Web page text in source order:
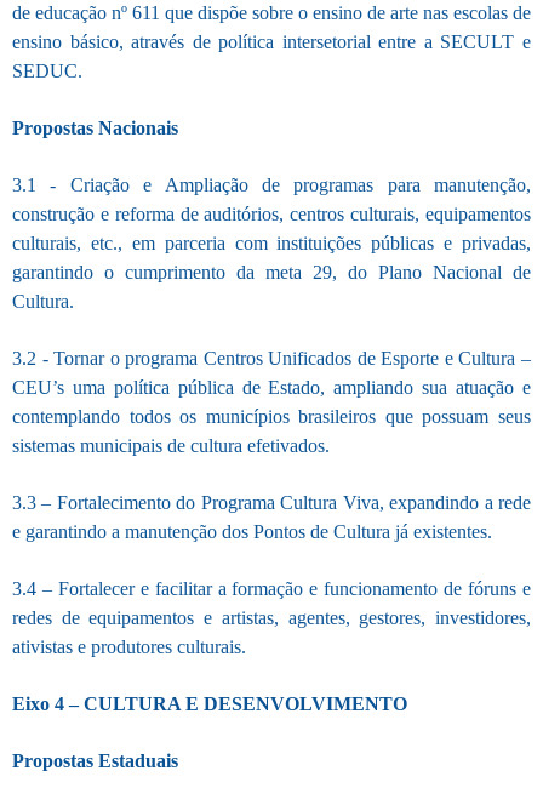
de educação nº 611 que dispõe sobre o ensino de arte nas escolas de
ensino básico, através de política intersetorial entre a SECULT e
SEDUC.
Propostas Nacionais
3.1 - Criação e Ampliação de programas para manutenção,
construção e reforma de auditórios, centros culturais, equipamentos
culturais, etc., em parceria com instituições públicas e privadas,
garantindo o cumprimento da meta 29, do Plano Nacional de
Cultura.
3.2 - Tornar o programa Centros Unificados de Esporte e Cultura –
CEU’s uma política pública de Estado, ampliando sua atuação e
contemplando todos os municípios brasileiros que possuam seus
sistemas municipais de cultura efetivados.
3.3 – Fortalecimento do Programa Cultura Viva, expandindo a rede
e garantindo a manutenção dos Pontos de Cultura já existentes.
3.4 – Fortalecer e facilitar a formação e funcionamento de fóruns e
redes de equipamentos e artistas, agentes, gestores, investidores,
ativistas e produtores culturais.
Eixo 4 – CULTURA E DESENVOLVIMENTO
Propostas Estaduais